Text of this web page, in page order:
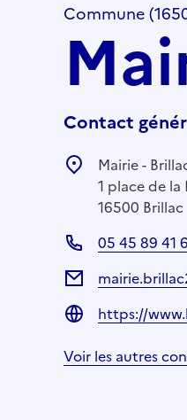
Commune
Contact
Mairie -
1 place de la
16500 Brillac
05 45 89 41
https://
Voir les autres